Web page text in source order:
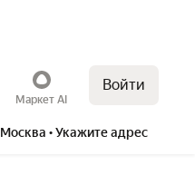
Маркет AI
Войти
Москва • Укажите адрес